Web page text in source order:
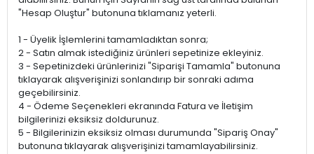
"Hesap Oluştur" butonuna tıklamanız yeterli.
1 - Üyelik İşlemlerini tamamladıktan sonra;
2 - Satın almak istediğiniz ürünleri sepetinize ekleyiniz.
3 - Sepetinizdeki ürünlerinizi "Siparişi Tamamla" butonuna
tıklayarak alışverişinizi sonlandırıp bir sonraki adıma
geçebilirsiniz.
4 - Ödeme Seçenekleri ekranında Fatura ve İletişim
bilgilerinizi eksiksiz doldurunuz.
5 - Bilgilerinizin eksiksiz olması durumunda "Sipariş Onay"
butonuna tıklayarak alışverişinizi tamamlayabilirsiniz.